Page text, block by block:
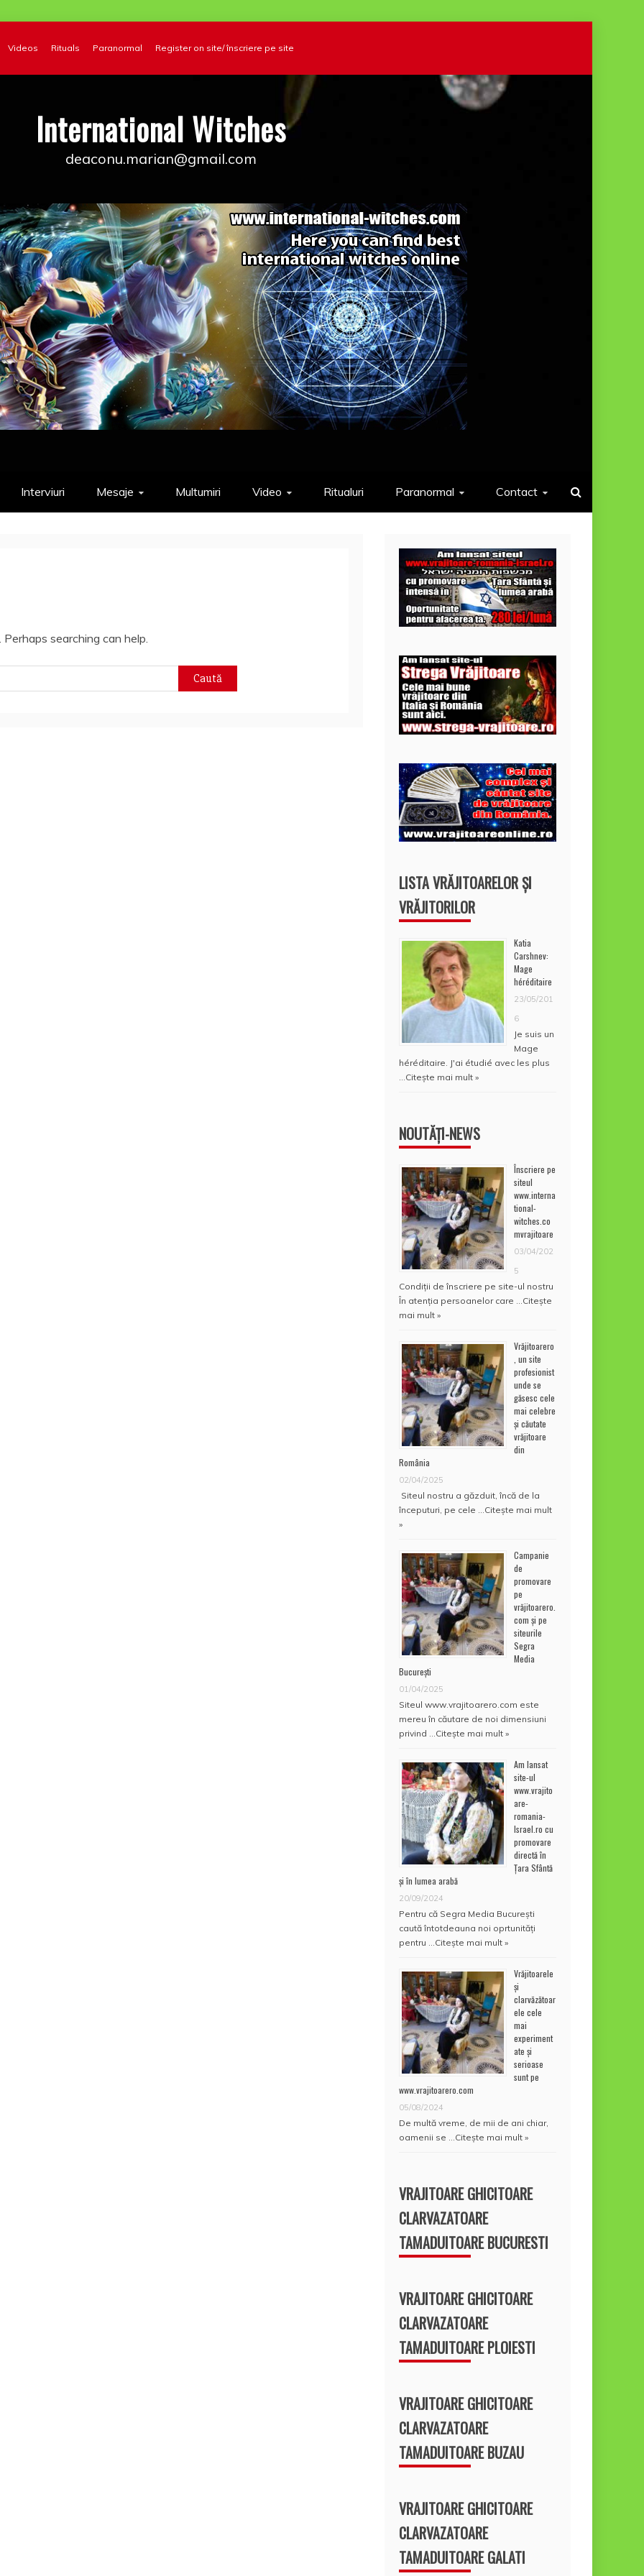
Videos Rituals Paranormal
Register on site/ înscriere pe site
International Witches
deaconu.marian@gmail.com
Interviuri Mesaje Multumiri Video Ritualuri Paranormal Contact
searching can help.
LISTA VRĂJITOARELOR ȘI
VRĂJITORILOR
Katia
Carshnev:
Mage
héréditaire
23/05/201
6
Je suis un
Mage
héréditaire. J'ai étudié avec les plus
Citește mai mult »
NOUTĂȚI-NEWS
Înscriere pe
siteul
www.interna
tional-
witches.co
mvrajitoare
03/04/202
5
Condiţii de înscriere pe site-ul nostru
În atenţia persoanelor care … Citește
mai mult »
Vrăjitoarero
, un site
profesionist
unde se
găsesc cele
mai celebre
și căutate
vrăjitoare
din
România
02/04/2025
Siteul nostru a găzduit, încă de la
începuturi, pe cele … Citește mai mult
»
Campanie
de
promovare
pe
vrăjitoarero.
com și pe
siteurile
Segra
Media
București
01/04/2025
Siteul www.vrajitoarero.com este
mereu în căutare de noi dimensiuni
privind … Citește mai mult »
Am lansat
site-ul
www.vrajito
are-
romania-
Israel.ro cu
promovare
directă în
Țara Sfântă
și în lumea arabă
20/09/2024
Pentru că Segra Media București
caută întotdeauna noi oprtunități
pentru … Citește mai mult »
Vrăjitoarele
și
clarvăzătoar
ele cele
mai
experiment
ate și
serioase
sunt pe
www.vrajitoarero.com
05/08/2024
De multă vreme, de mii de ani chiar,
oamenii se … Citește mai mult »
VRAJITOARE GHICITOARE
CLARVAZATOARE
TAMADUITOARE BUCURESTI
VRAJITOARE GHICITOARE
CLARVAZATOARE
TAMADUITOARE PLOIESTI
VRAJITOARE GHICITOARE
CLARVAZATOARE
TAMADUITOARE BUZAU
VRAJITOARE GHICITOARE
CLARVAZATOARE
TAMADUITOARE GALATI